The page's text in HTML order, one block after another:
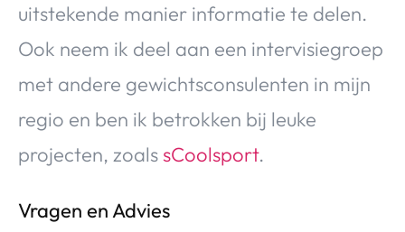
uitstekende manier informatie te delen.
Ook neem ik deel aan een intervisiegroep
met andere gewichtsconsulenten in mijn
regio en ben ik betrokken bij leuke
projecten, zoalssCoolsport.
Vragen en Advies